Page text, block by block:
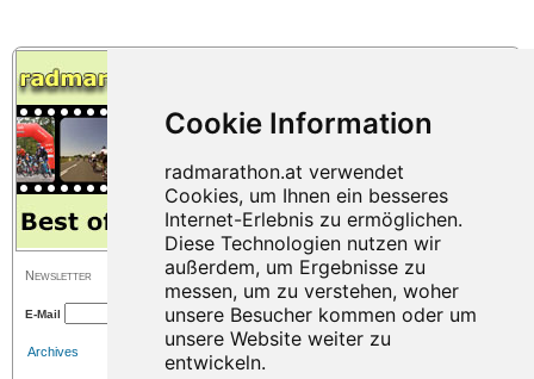
Newsletter
E-Mail
Archives